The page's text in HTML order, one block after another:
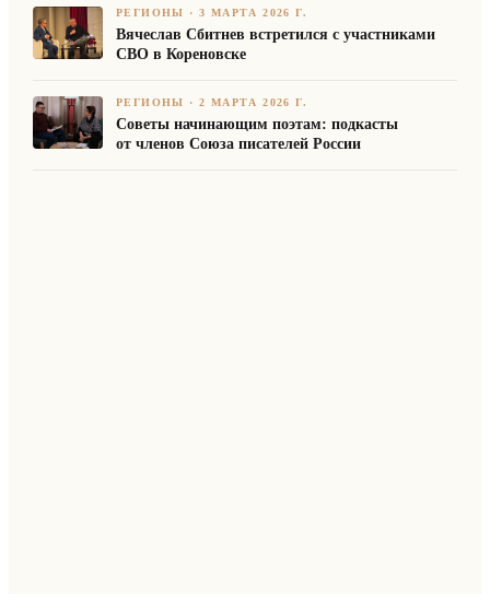
РЕГИОНЫ ·3 МАРТА 2026 Г.
Вячеслав Сбитнев встретился с участниками
СВО в Кореновске
РЕГИОНЫ ·2 МАРТА 2026 Г.
Советы начинающим поэтам: подкасты
от членов Союза писателей России